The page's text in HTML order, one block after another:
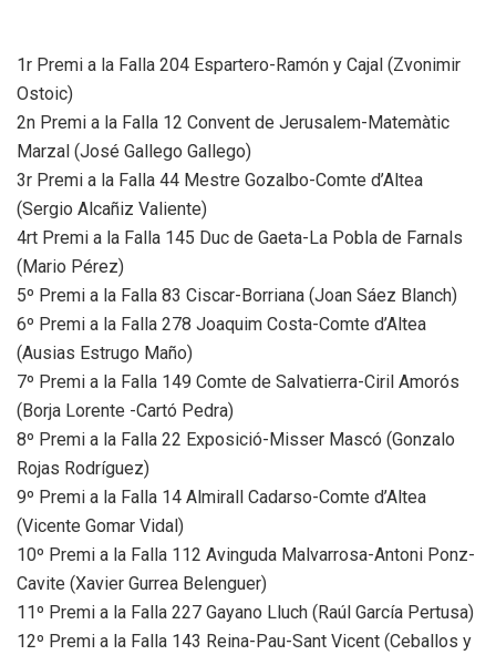
1r Premi a la Falla 204 Espartero-Ramón y Cajal (Zvonimir
Ostoic)
2n Premi a la Falla 12 Convent de Jerusalem-Matemàtic
Marzal (José Gallego Gallego)
3r Premi a la Falla 44 Mestre Gozalbo-Comte d’Altea
(Sergio Alcañiz Valiente)
4rt Premi a la Falla 145 Duc de Gaeta-La Pobla de Farnals
(Mario Pérez)
5º Premi a la Falla 83 Ciscar-Borriana (Joan Sáez Blanch)
6º Premi a la Falla 278 Joaquim Costa-Comte d’Altea
(Ausias Estrugo Maño)
7º Premi a la Falla 149 Comte de Salvatierra-Ciril Amorós
(Borja Lorente -Cartó Pedra)
8º Premi a la Falla 22 Exposició-Misser Mascó (Gonzalo
Rojas Rodríguez)
9º Premi a la Falla 14 Almirall Cadarso-Comte d’Altea
(Vicente Gomar Vidal)
10º Premi a la Falla 112 Avinguda Malvarrosa-Antoni Ponz-
Cavite (Xavier Gurrea Belenguer)
11º Premi a la Falla 227 Gayano Lluch (Raúl García Pertusa)
12º Premi a la Falla 143 Reina-Pau-Sant Vicent (Ceballos y